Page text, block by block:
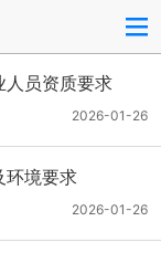
人员资质要求
2026-01-26
环境要求
2026-01-26